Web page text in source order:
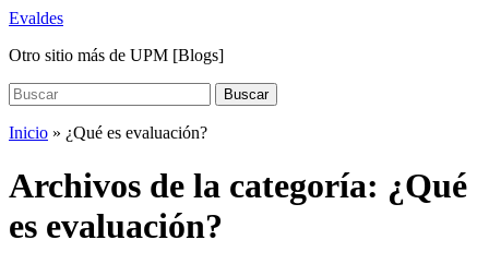
Saltar
contenido
Evaldes
Otro sitio más de UPM [Blogs]
Buscar:
Buscar
Inicio » ¿Qué es evaluación?
Archivos de la categoría: ¿Qué
es evaluación?